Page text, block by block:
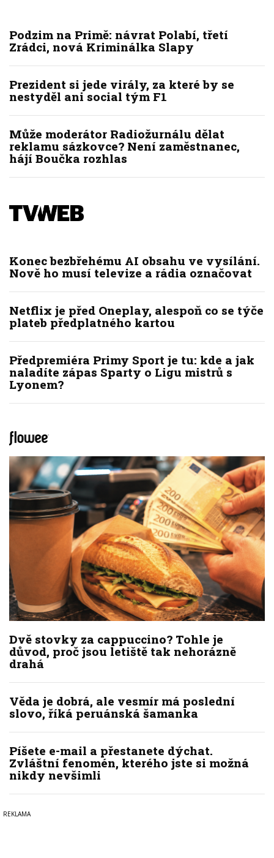
Podzim na Primě: návrat Polabí, třetí
Zrádci, nová Kriminálka Slapy
Prezident si jede virály, za které by se
nestyděl ani social tým F1
Může moderátor Radiožurnálu dělat
reklamu sázkovce? Není zaměstnanec,
hájí Boučka rozhlas
Konec bezbřehému AI obsahu ve vysílání.
Nově ho musí televize a rádia označovat
Netflix je před Oneplay, alespoň co se týče
plateb předplatného kartou
Předpremiéra Primy Sport je tu: kde a jak
naladíte zápas Sparty o Ligu mistrů s
Lyonem?
Dvě stovky za cappuccino? Tohle je
důvod, proč jsou letiště tak nehorázně
drahá
Věda je dobrá, ale vesmír má poslední
slovo, říká peruánská šamanka
Píšete e-mail a přestanete dýchat.
Zvláštní fenomén, kterého jste si možná
nikdy nevšimli